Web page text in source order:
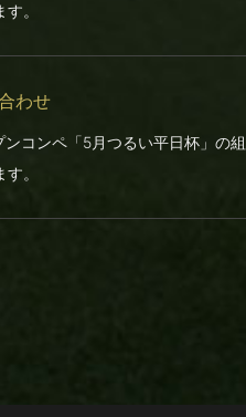
。
わせ
コンペ「5月つるい平日杯」の
。